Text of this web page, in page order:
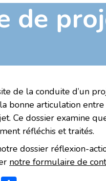
de
de la conduite d’un
bonne articulation
Ce dossier examine
réfléchis et traités.
dossier réflexion-
notre formulaire de